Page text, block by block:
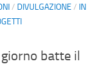
/ DIVULGAZIONE / IN
batte il